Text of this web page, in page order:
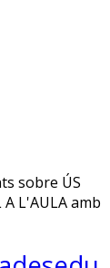
sobre ÚS
A L'AULA amb